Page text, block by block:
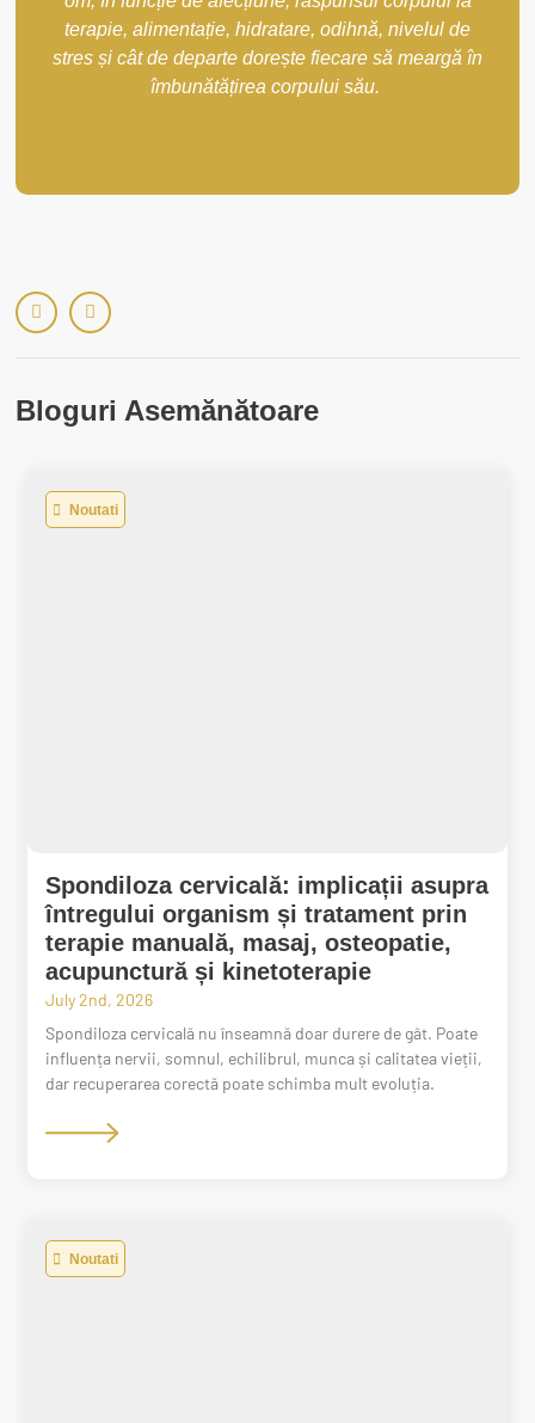
terapie, alimentație, hidratare, odihnă, nivelul de
stres și cât de departe dorește fiecare să meargă în
îmbunătățirea corpului său.
Bloguri Asemănătoare
Noutati
Spondiloza cervicală: implicații asupra
întregului organism și tratament prin
terapie manuală, masaj, osteopatie,
acupunctură și kinetoterapie
July 2nd, 2026
Spondiloza cervicală nu înseamnă doar durere de gât. Poate
influența nervii, somnul, echilibrul, munca și calitatea vieții,
dar recuperarea corectă poate schimba mult evoluția.
Noutati